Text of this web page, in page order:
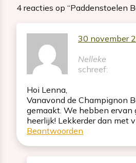
4 reacties op “Paddenstoelen
Nelleke
schreef:
30 november
Hoi Lenna,
Vanavond de Champignon
gemaakt. We hebben ervan
heerlijk! Lekkerder dan met
Beantwoorden